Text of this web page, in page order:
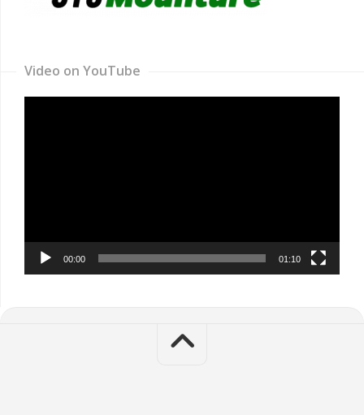
Video on YouTube
00:00 01:10